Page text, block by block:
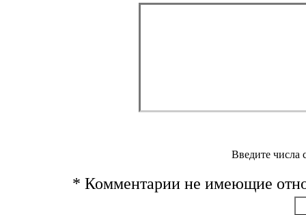
Введите числа
* Комментарии не имеющие